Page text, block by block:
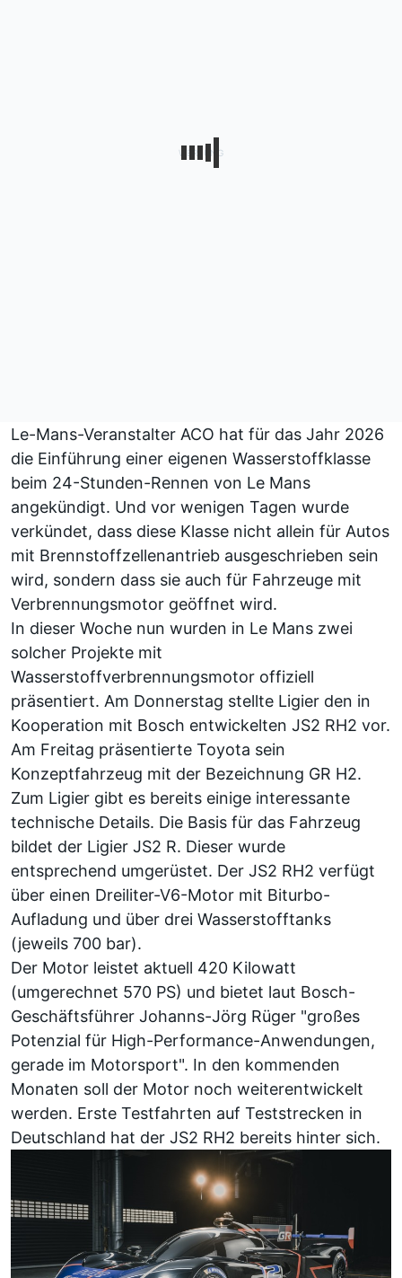
Le-Mans-Veranstalter ACO hat für das Jahr 2026
die Einführung einer eigenen Wasserstoffklasse
beim 24-Stunden-Rennen von Le Mans
angekündigt. Und vor wenigen Tagen wurde
verkündet, dass diese Klasse nicht allein für Autos
mit Brennstoffzellenantrieb ausgeschrieben sein
wird, sondern dass sie auch für Fahrzeuge mit
Verbrennungsmotor geöffnet wird.
In dieser Woche nun wurden in Le Mans zwei
solcher Projekte mit
Wasserstoffverbrennungsmotor offiziell
präsentiert. Am Donnerstag stellte Ligier den in
Kooperation mit Bosch entwickelten JS2 RH2 vor.
Am Freitag präsentierte Toyota sein
Konzeptfahrzeug mit der Bezeichnung GR H2.
Zum Ligier gibt es bereits einige interessante
technische Details. Die Basis für das Fahrzeug
bildet der Ligier JS2 R. Dieser wurde
entsprechend umgerüstet. Der JS2 RH2 verfügt
über einen Dreiliter-V6-Motor mit Biturbo-
Aufladung und über drei Wasserstofftanks
(jeweils 700 bar).
Der Motor leistet aktuell 420 Kilowatt
(umgerechnet 570 PS) und bietet laut Bosch-
Geschäftsführer Johanns-Jörg Rüger "großes
Potenzial für High-Performance-Anwendungen,
gerade im Motorsport". In den kommenden
Monaten soll der Motor noch weiterentwickelt
werden. Erste Testfahrten auf Teststrecken in
Deutschland hat der JS2 RH2 bereits hinter sich.